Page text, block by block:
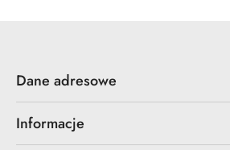
Dane adresowe
Informacje